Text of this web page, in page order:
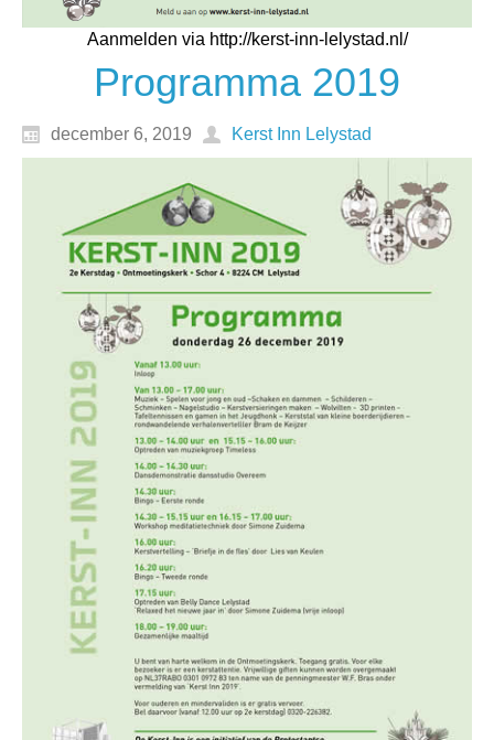
Aanmelden via http://kerst-inn-lelystad.nl/
Programma 2019
december 6, 2019 Kerst Inn Lelystad